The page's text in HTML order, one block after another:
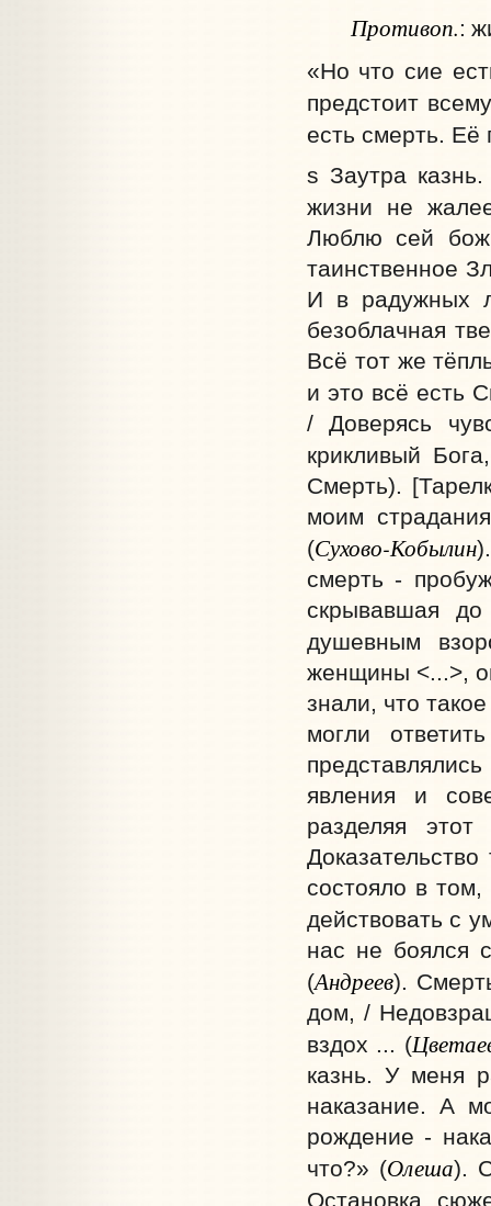
Противоп.:
«Но что сие
предстоит
есть смерть.
s Заутра
жизни не
Люблю сей
таинственное
И в радужных
безоблачная
Всё тот же
и это всё есть
/ Доверясь
крикливый
Смерть).
моим
(Сухово-Кобылин
смерть -
скрывавшая
душевным
женщины <...>,
знали, что
могли
явления и
разделяя
состояло в
действовать с
нас не боялся
(Андреев).
дом, /
вздох ... (
казнь. У меня
наказание. А
рождение -
что?» (Олеша).
Остановка